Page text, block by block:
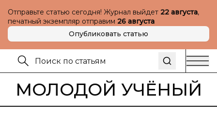
Отправьте статью сегодня! Журнал выйдет 22 августа,
печатный экземпляр отправим 26 августа
Опубликовать статью
МОЛОДОЙ УЧЁНЫЙ